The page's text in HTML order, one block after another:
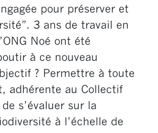
pour préserver et
3 ans de travail en
Noé ont été
à ce nouveau
? Permettre à toute
adhérente au Collectif
s’évaluer sur la
à l’échelle de